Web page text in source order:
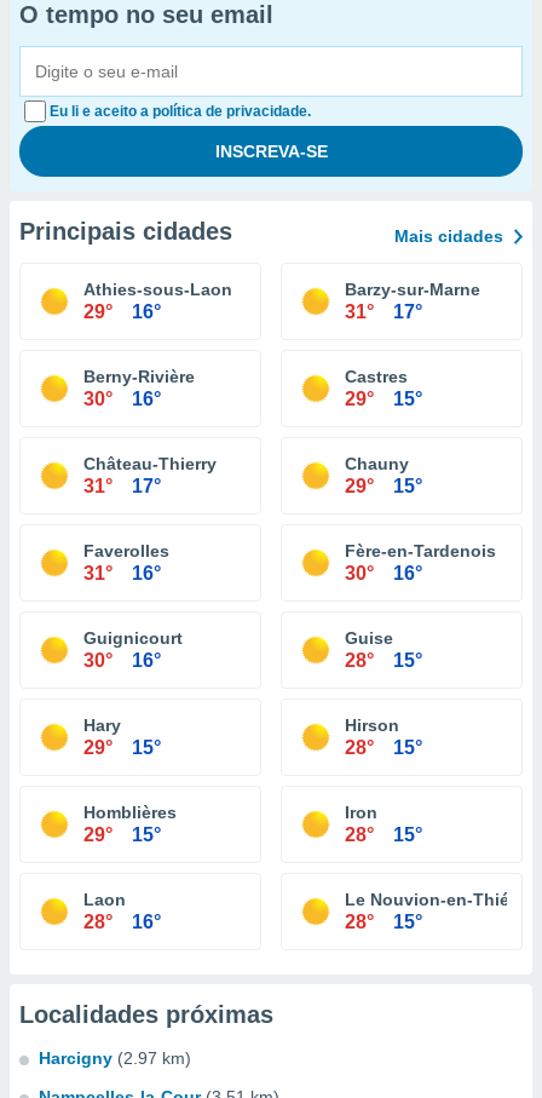
O tempo no seu email
Eu li e aceito a política de privacidade.
Principais cidades Mais cidades
Athies-sous-Laon
29° 16°
Barzy-sur-Marne
31° 17°
Berny-Rivière
30° 16°
Castres
29° 15°
Château-Thierry
31° 17°
Chauny
29° 15°
Faverolles
31° 16°
Fère-en-Tardenois
30° 16°
Guignicourt
30° 16°
Guise
28° 15°
Hary
29° 15°
Hirson
28° 15°
Homblières
29° 15°
Iron
28° 15°
Laon
28° 16°
Le Nouvion-en-
28° 15°
Localidades próximas
Harcigny (2.97 km)